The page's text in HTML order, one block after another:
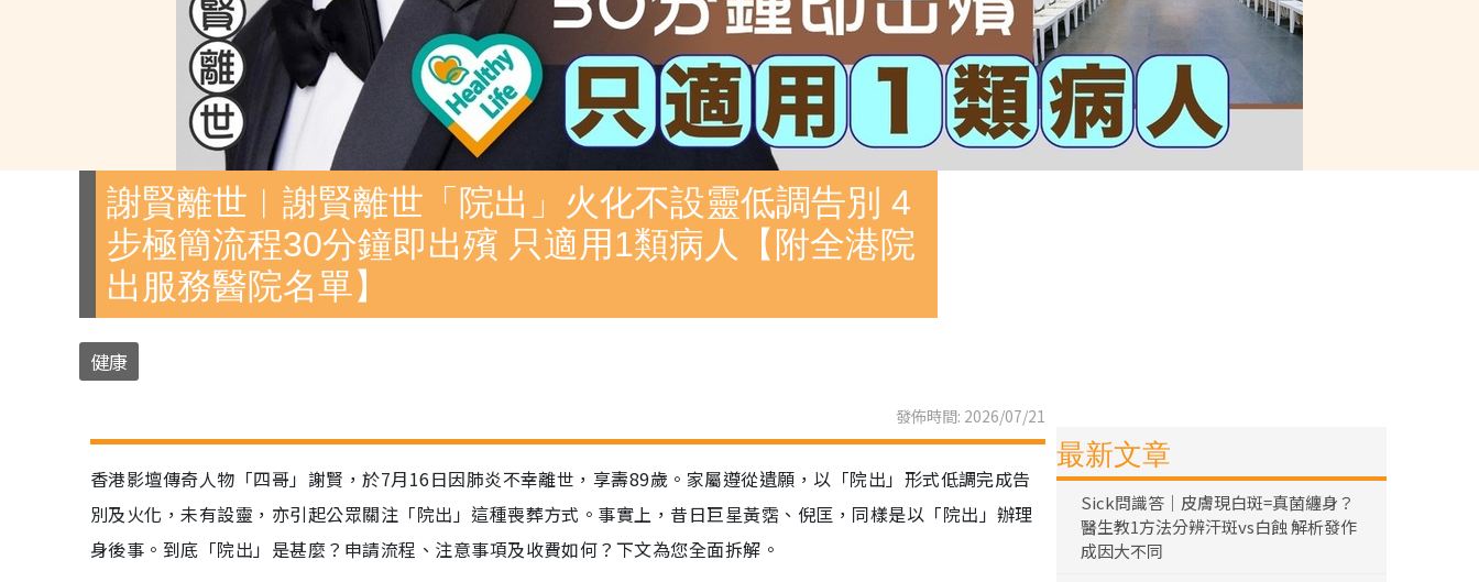
謝賢離世︱謝賢離世「院出」火化不設靈低調告別 4
步極簡流程30分鐘即出殯 只適用1類病人【附全港院
出服務醫院名單】
健康
發佈時間: 2026/07/21
香港影壇傳奇人物「四哥」謝賢，於7月16日因肺炎不幸離世，享壽89歲。家屬遵從遺願，以「院出」形式低調完成告
別及火化，未有設靈，亦引起公眾關注「院出」這種喪葬方式。事實上，昔日巨星黃霑、倪匡，同樣是以「院出」辦理
身後事。到底「院出」是甚麼？申請流程、注意事項及收費如何？下文為您全面拆解。
最新文章
Sick問識答｜皮膚現白斑=真菌纏身？
醫生教1方法分辨汗斑vs白蝕 解析發作
成因大不同